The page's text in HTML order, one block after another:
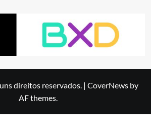
direitos reservados. | CoverNews by
AF themes.